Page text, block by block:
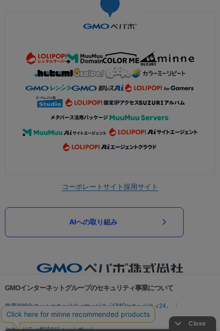
コーポレートサイト採用サイト
AIへの取り組み
GMOインターネットグループのセキュリティ事業について
世界初総合ネットセキュリティサービス「GMOセキュリティ24」
パスワード漏洩診断
Webサイトリスク診断
セキュリティ相談AIチャットボット